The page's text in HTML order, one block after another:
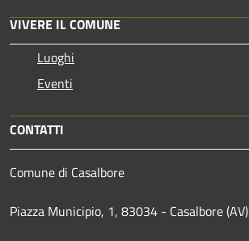
VIVERE IL COMUNE
Luoghi
Eventi
CONTATTI
Comune di Casalbore
Piazza Municipio, 1, 83034 - Casalbore (AV)